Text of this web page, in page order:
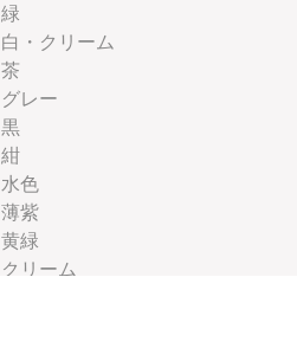
緑
白・クリーム
茶
グレー
黒
紺
水色
薄紫
黄緑
クリーム